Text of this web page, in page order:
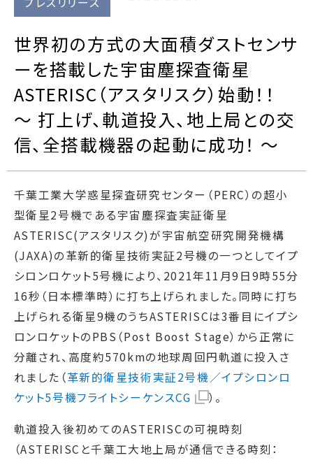
世界初の方式の大面積ダストセンサ
ーを搭載した宇宙塵探査衛星
ASTERISC（アスタリスク）始動！！
～ 打上げ、軌道投入、地上局との交
信、全搭載機器の起動に成功！ ～
千葉工業大学惑星探査研究センター（PERC）の超小
型衛星2号機である宇宙塵探査実証衛星
ASTERISC(アスタリスク)が宇宙航空研究開発機構
(JAXA)の革新的衛星技術実証2号機の一つとしてイプ
シロンロケット5号機により、2021年11月9日9時55分
16秒（日本標準時）に打ち上げられました。同時に打ち
上げられる衛星9機のうちASTERISCは3番目にイプシ
ロンロケットのPBS（Post Boost Stage）から正常に
分離され、高度約570kmの地球周回円軌道に投入さ
れました（革新的衛星技術実証2号機／イプシロンロ
ケット5号機フライトシーケンスCG
）。
軌道投入後初めてのASTERISCの可視時刻
（ASTERISCと千葉工大地上局が通信できる時刻：